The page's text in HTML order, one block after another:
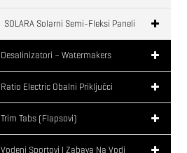
SOLARA Solarni Semi-Fleksi Paneli
Desalinizatori – Watermakers
Ratio Electric Obalni Priključci
Trim Tabs (flapsovi)
Vodeni Sportovi I Zabava Na Vodi